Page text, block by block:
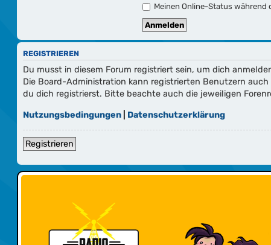
Meinen Online-Status während
REGISTRIEREN
Du musst in diesem Forum registriert sein, um dich
Die Board-Administration kann registrierten Benutzern
du dich registrierst. Bitte beachte auch die jeweiligen
Nutzungsbedingungen Datenschutzerklärung
Registrieren